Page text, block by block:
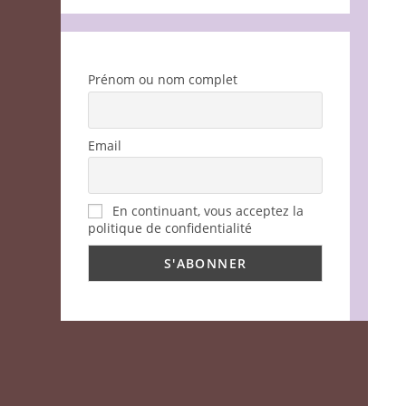
Prénom ou nom complet
Email
En continuant, vous acceptez la
politique de confidentialité